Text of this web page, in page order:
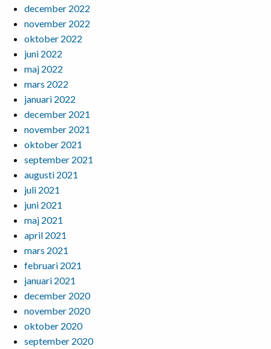
december 2022
november 2022
oktober 2022
juni 2022
maj 2022
mars 2022
januari 2022
december 2021
november 2021
oktober 2021
september 2021
augusti 2021
juli 2021
juni 2021
maj 2021
april 2021
mars 2021
februari 2021
januari 2021
december 2020
november 2020
oktober 2020
september 2020